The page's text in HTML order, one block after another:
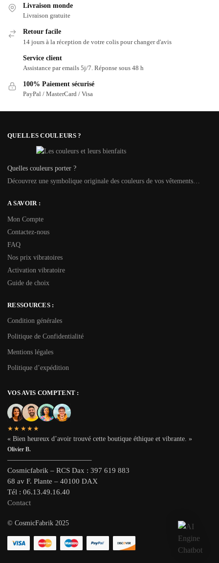
Livraison monde
Livraison gratuite
Retour facile
14 jours à la réception de votre colis pour changer d'avis
Service client
Assistance par emails 5j/7. Réponse sous 48 h
100% Paiement sécurisé
PayPal / MasterCard / Visa
QUELLES COULEURS ?
Quelles couleurs porter ?
Découvrez une symbolique originale des couleurs de vos vêtements…
A SAVOIR :
Mon Compte
Contactez-nous
FAQ
Nos prix vibratoires
Activation vibratoire
Guide de choix
RESSOURCES :
Condition générales
Politique de Confidentialité
Mentions légales
Politique d’expédition
VOS AVIS COMPTENT :
★★★★★
« Bien heureux d’avoir trouvé cette boutique éthique et vibrante. »
Olivier B.
———————————–
Cosmicfabrik – RCS Dax : 397 619 883
68 av F. Plante – 40100 DAX
Tél : 06.13.49.16.40
Contact
© CosmicFabrik 2025